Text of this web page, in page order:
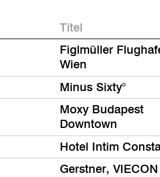
Titel
Figlmüller
Wien
Minus Sixty°
Moxy Budapest
Downtown
Hotel Intim
Gerstner, VIECON